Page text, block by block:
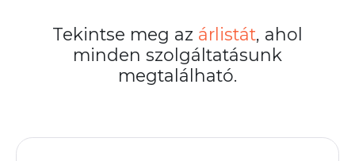
Tekintse meg az árlistát, ahol
minden szolgáltatásunk
megtalálható.